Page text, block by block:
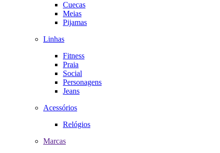
Cuecas
Meias
Pijamas
Linhas
Fitness
Praia
Social
Personagens
Jeans
Acessórios
Relógios
Marcas